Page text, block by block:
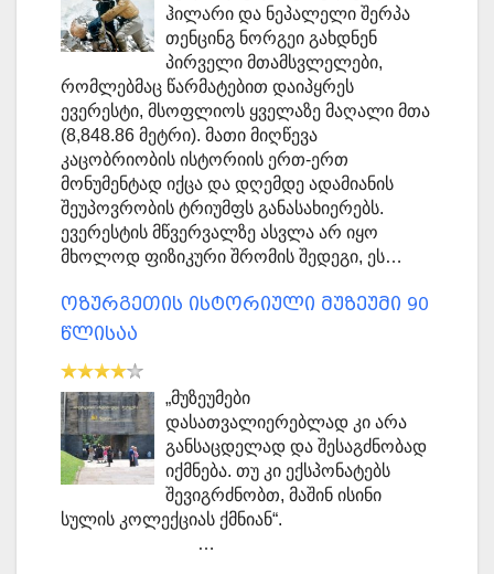
ჰილარი და ნეპალელი შერპა
თენცინგ ნორგეი გახდნენ
პირველი მთამსვლელები,
რომლებმაც წარმატებით დაიპყრეს
ევერესტი, მსოფლიოს ყველაზე მაღალი მთა
(8,848.86 მეტრი). მათი მიღწევა
კაცობრიობის ისტორიის ერთ-ერთ
მონუმენტად იქცა და დღემდე ადამიანის
შეუპოვრობის ტრიუმფს განასახიერებს.
ევერესტის მწვერვალზე ასვლა არ იყო
მხოლოდ ფიზიკური შრომის შედეგი, ეს…
ოზურგეთის ისტორიული მუზეუმი 90
წლისაა
„მუზეუმები
დასათვალიერებლად კი არა
განსაცდელად და შესაგძნობად
იქმნება. თუ კი ექსპონატებს
შევიგრძნობთ, მაშინ ისინი
სულის კოლექციას ქმნიან“.
…